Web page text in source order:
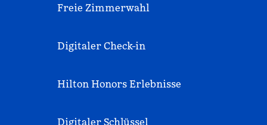
Freie Zimmerwahl
Digitaler Check-in
Hilton Honors Erlebnisse
Digitaler Schlüssel